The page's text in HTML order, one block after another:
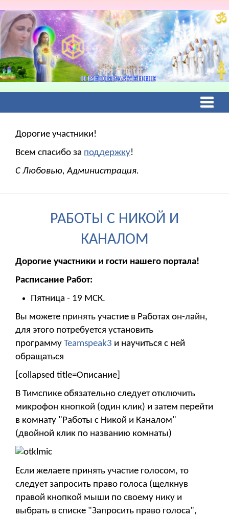
Дорогие участники!
Всем спасибо за поддержку!
С Любовью, Администрация.
РАБОТЫ С НИКОЙ И
КАНАЛОМ
Дорогие участники и гости нашего портала!
Расписание Работ:
Пятница - 19 МСК.
Вы можете принять участие в Работах он-лайн,
для этого потребуется установить
программу Teamspeak3 и научиться с ней
обращаться
[collapsed title=Описание]
В Тимспике обязательно следует отключить
микрофон кнопкой (один клик) и затем перейти
в комнату "Работы с Никой и Каналом"
(двойной клик по названию комнаты)
Если желаете принять участие голосом, то
следует запросить право голоса (щелкнув
правой кнопкой мыши по своему нику и
выбрать в списке "Запросить право голоса",